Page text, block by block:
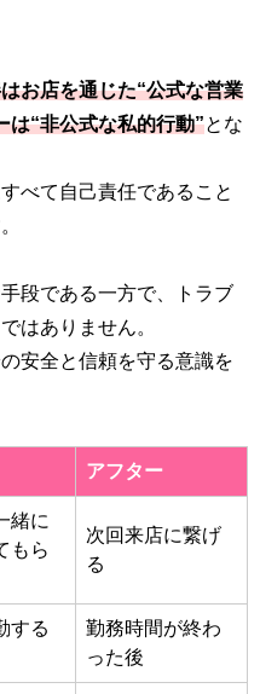
お店を通じた“公式な営業
は“非公式な私的行動”とな
べて自己責任であること
段である一方で、トラブ
はありません。
安全と信頼を守る意識を
アフター
緒に
もら
次回来店に繋げ
る
する
勤務時間が終わ
った後